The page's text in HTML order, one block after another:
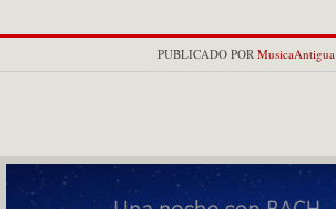
PUBLICADO POR MusicaAntigua